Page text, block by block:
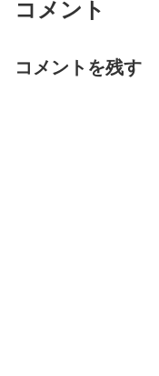
コメント
コメントを残す